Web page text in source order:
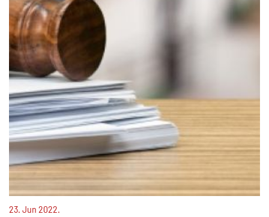
23. Jun 2022.